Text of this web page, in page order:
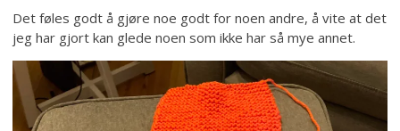
Det føles godt å gjøre noe godt for noen andre, å vite at det
jeg har gjort kan glede noen som ikke har så mye annet.